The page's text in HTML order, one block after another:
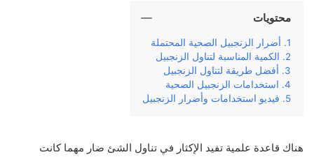
محتويات
أضرار الزنجبيل الصحية المحتملة
الكمية المناسبة لتناول الزنجبيل
أفضل طريقة لتناول الزنجبيل
استخدامات الزنجبيل الصحية
فيديو استخدامات وأضرار الزنجبيل
هناك قاعدة علمية تفيد الإكثار في تناول الشئ ضار مهما كانت